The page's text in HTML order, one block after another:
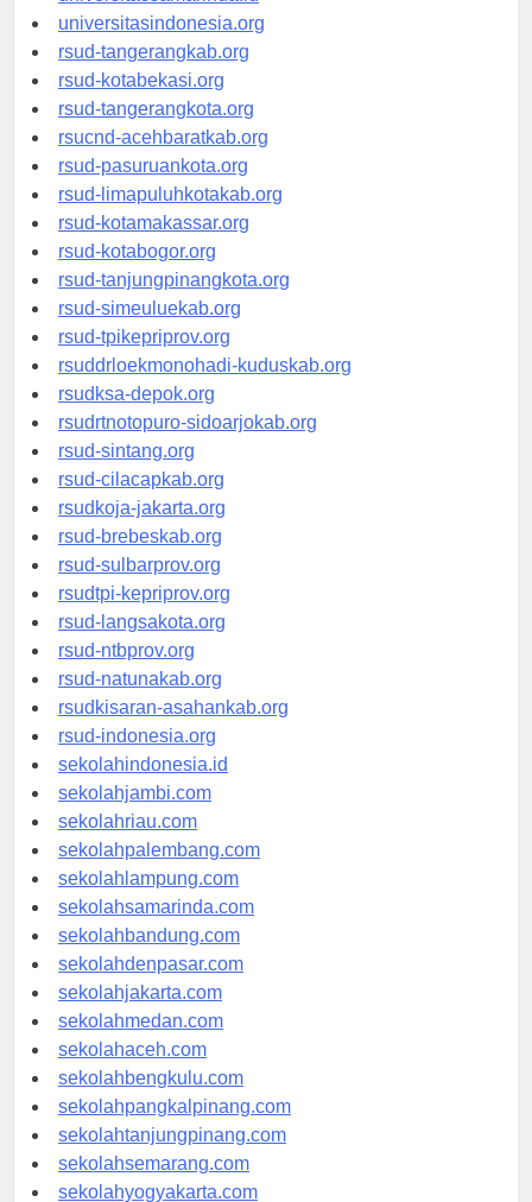
universitassamarinda.id
universitasindonesia.org
rsud-tangerangkab.org
rsud-kotabekasi.org
rsud-tangerangkota.org
rsucnd-acehbaratkab.org
rsud-pasuruankota.org
rsud-limapuluhkotakab.org
rsud-kotamakassar.org
rsud-kotabogor.org
rsud-tanjungpinangkota.org
rsud-simeuluekab.org
rsud-tpikepriprov.org
rsuddrloekmonohadi-kuduskab.org
rsudksa-depok.org
rsudrtnotopuro-sidoarjokab.org
rsud-sintang.org
rsud-cilacapkab.org
rsudkoja-jakarta.org
rsud-brebeskab.org
rsud-sulbarprov.org
rsudtpi-kepriprov.org
rsud-langsakota.org
rsud-ntbprov.org
rsud-natunakab.org
rsudkisaran-asahankab.org
rsud-indonesia.org
sekolahindonesia.id
sekolahjambi.com
sekolahriau.com
sekolahpalembang.com
sekolahlampung.com
sekolahsamarinda.com
sekolahbandung.com
sekolahdenpasar.com
sekolahjakarta.com
sekolahmedan.com
sekolahaceh.com
sekolahbengkulu.com
sekolahpangkalpinang.com
sekolahtanjungpinang.com
sekolahsemarang.com